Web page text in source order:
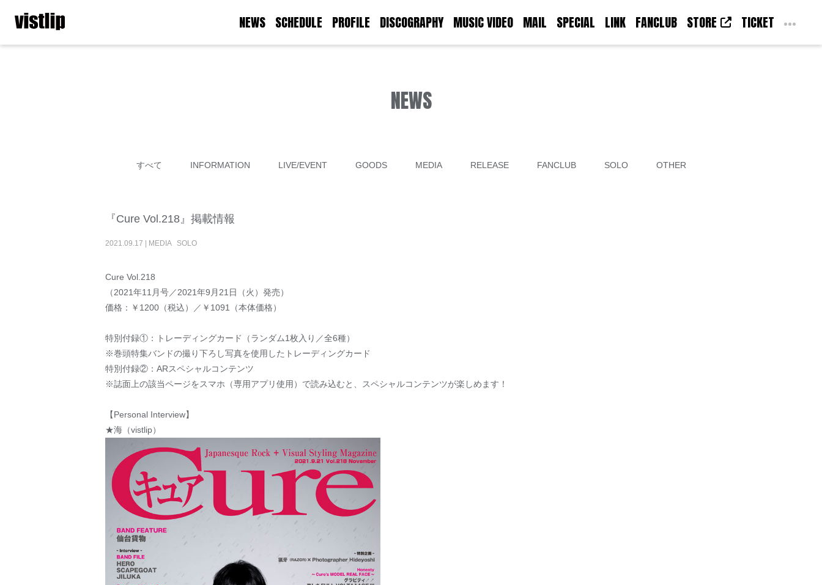
NEWS SCHEDULE PROFILE DISCOGRAPHY MUSIC VIDEO MAIL SPECIAL LINK FANCLUB STORE TICKET
NEWS
すべて INFORMATION LIVE/EVENT GOODS MEDIA RELEASE FANCLUB SOLO OTHER
『Cure Vol.218』掲載情報
2021.09.17 MEDIA SOLO
Cure Vol.218
（2021年11月号／2021年9月21日（火）発売）
価格：￥1200（税込）／￥1091（本体価格）
特別付録①：トレーディングカード（ランダム1枚入り／全6種）
※巻頭特集バンドの撮り下ろし写真を使用したトレーディングカード
特別付録②：ARスペシャルコンテンツ
※誌面上の該当ページをスマホ（専用アプリ使用）で読み込むと、スペシャルコンテンツが楽しめます！
【Personal Interview】
★海（vistlip）